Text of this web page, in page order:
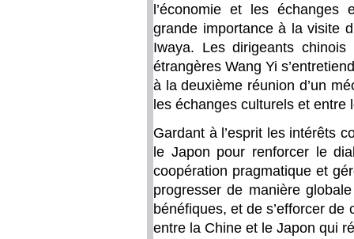
l’économie et les
grande importance à la visite
Iwaya. Les dirigeants
étrangères Wang Yi
à la deuxième réunion d’un
les échanges culturels et
Gardant à l’esprit les intérêts
le Japon pour renforcer le
coopération pragmatique et
progresser de manière
bénéfiques, et de s’efforcer
entre la Chine et le Japon qui